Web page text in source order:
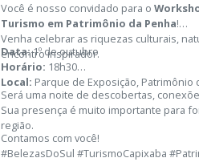
Você é nosso convidado para o
Turismo em Patrimônio da Penha!
Venha celebrar as riquezas culturais,
encontro inspirador.
Data:1º de outubro
Horário: 18h30
Local: Parque de Exposição, Patrimônio
Será uma noite de descobertas,
Sua presença é muito importante para
região.
Contamos com você!
#BelezasDoSul #TurismoCapixaba